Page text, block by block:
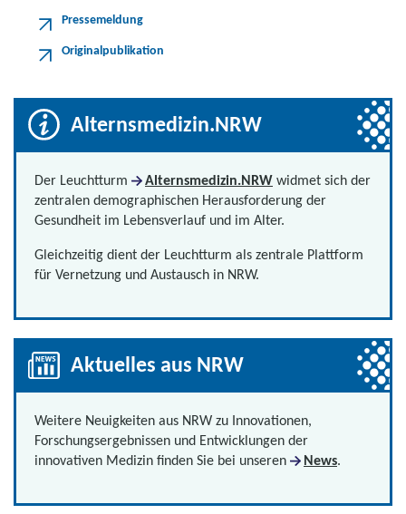
Pressemeldung
Originalpublikation
Alternsmedizin.NRW
Der Leuchtturm Alternsmedizin.NRW widmet sich der
zentralen demographischen Herausforderung der
Gesundheit im Lebensverlauf und im Alter.
Gleichzeitig dient der Leuchtturm als zentrale Plattform
für Vernetzung und Austausch in NRW.
Aktuelles aus NRW
Weitere Neuigkeiten aus NRW zu Innovationen,
Forschungsergebnissen und Entwicklungen der
innovativen Medizin finden Sie bei unseren
News.